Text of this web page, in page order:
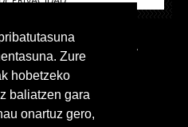
TIENDA
Castellano
Zure
hobetzeko
baliatzen gara
onartuz gero,